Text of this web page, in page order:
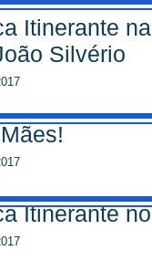
Itinerante
Silvério
Itinerante